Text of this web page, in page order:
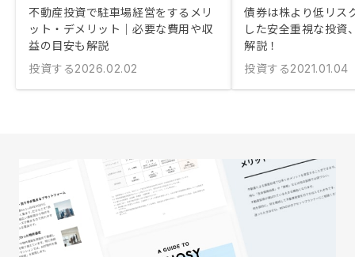
不動産投資で駐車場経営をするメリ
ット・デメリット｜必要な費用や収
益の目安も解説
投資する2026.02.02
債券は株より低リス
した安全重視な投資
解説！
投資する2021.01.04